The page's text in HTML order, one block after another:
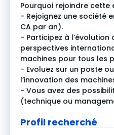
Pourquoi rejoindre cette
- Rejoignez une société
CA par an).
- Participez à l’évolution
perspectives
machines pour tous les
- Evoluez sur un poste
l’innovation des
- Vous avez des
(technique ou
Profil recherché